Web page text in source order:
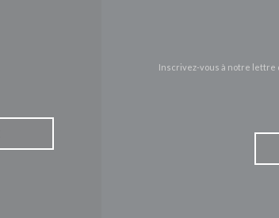
Inscrivez-vous à notre